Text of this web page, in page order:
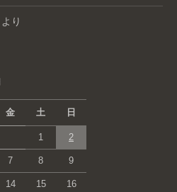
より
金 土 日
1 2
7 8 9
14 15 16